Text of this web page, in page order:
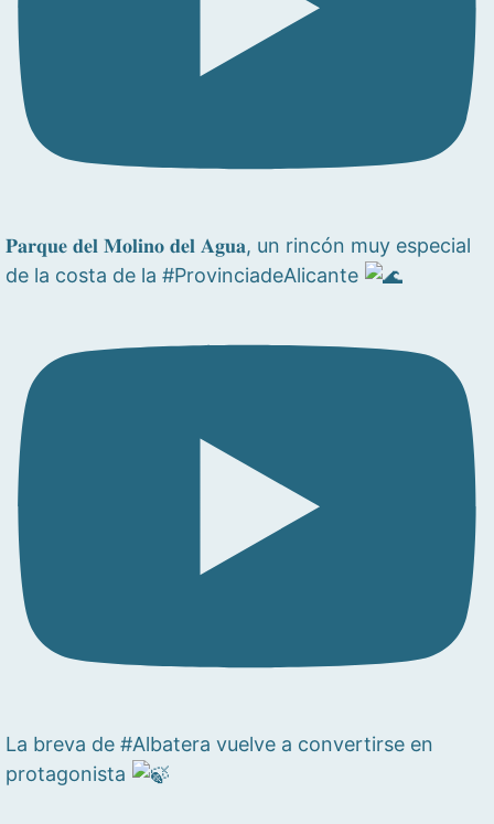
𝐏𝐚𝐫𝐪𝐮𝐞 𝐝𝐞𝐥 𝐌𝐨𝐥𝐢𝐧𝐨 𝐝𝐞𝐥 𝐀𝐠𝐮𝐚, un rincón muy especial
de la costa de la #ProvinciadeAlicante
La breva de #Albatera vuelve a convertirse en
protagonista